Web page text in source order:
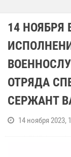
14 НОЯБРЯ
ОТРЯДА
СЕРЖАНТ
14 ноября 2023,